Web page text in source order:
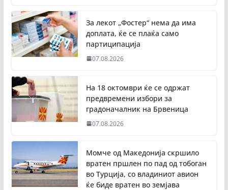
За лекот „Фостер“ нема да има
доплата, ќе се плаќа само
партиципација
07.08.2026
На 18 октомври ќе се одржат
предвремени избори за
градоначалник на Брвеница
07.08.2026
Момче од Македонија скршило
вратен пршлен по пад од тобоган
во Турција, со владиниот авион
ќе биде вратен во земјава